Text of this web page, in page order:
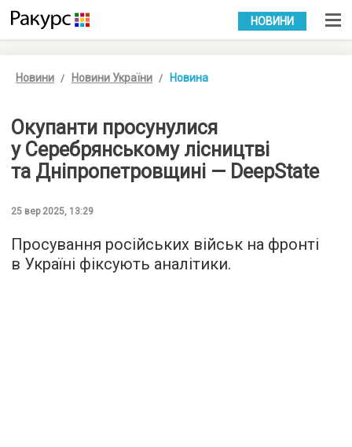
УКР РУС
НОВИНИ
Новини Новини України Новина
Окупанти просунулися
у Серебрянському лісництві
та Дніпропетровщині — DeepState
25 вер 2025, 13:29
Просування російських військ на фронті
в Україні фіксують аналітики.